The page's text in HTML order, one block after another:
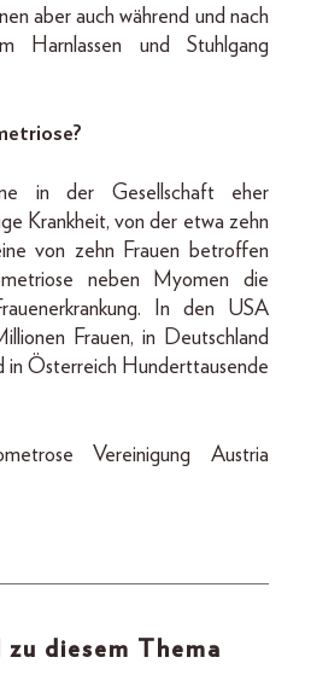
aber auch während und nach
Harnlassen und Stuhlgang
in der Gesellschaft eher
Krankheit, von der etwa zehn
von zehn Frauen betroffen
neben Myomen die
In den USA
Frauen, in Deutschland
in Österreich Hunderttausende
Vereinigung Austria
diesem Thema